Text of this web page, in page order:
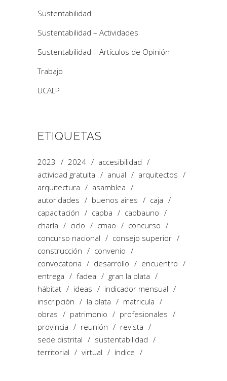
Sustentabilidad
Sustentabilidad – Actividades
Sustentabilidad – Artículos de Opinión
Trabajo
UCALP
ETIQUETAS
2023 2024
accesibilidad
actividad gratuita
anual
arquitectos
arquitectura
asamblea
autoridades
buenos aires
caja
capacitación
capba
capbauno
charla
ciclo cmao
concurso
concurso nacional
consejo superior
construcción
convenio
convocatoria
desarrollo
encuentro
entrega
fadea
gran la plata
hábitat
ideas
indicador mensual
inscripción
la plata
matricula
obras
patrimonio
profesionales
provincia
reunión
revista
sede distrital
sustentabilidad
territorial
virtual índice